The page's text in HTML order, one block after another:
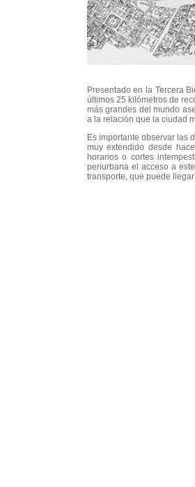
Presentado en la Tercera
últimos 25 kilómetros de
más grandes del mundo
a la relación que la ciudad
Es importante observar las
muy extendido desde
horarios o cortes
periurbana el acceso a
transporte, que puede